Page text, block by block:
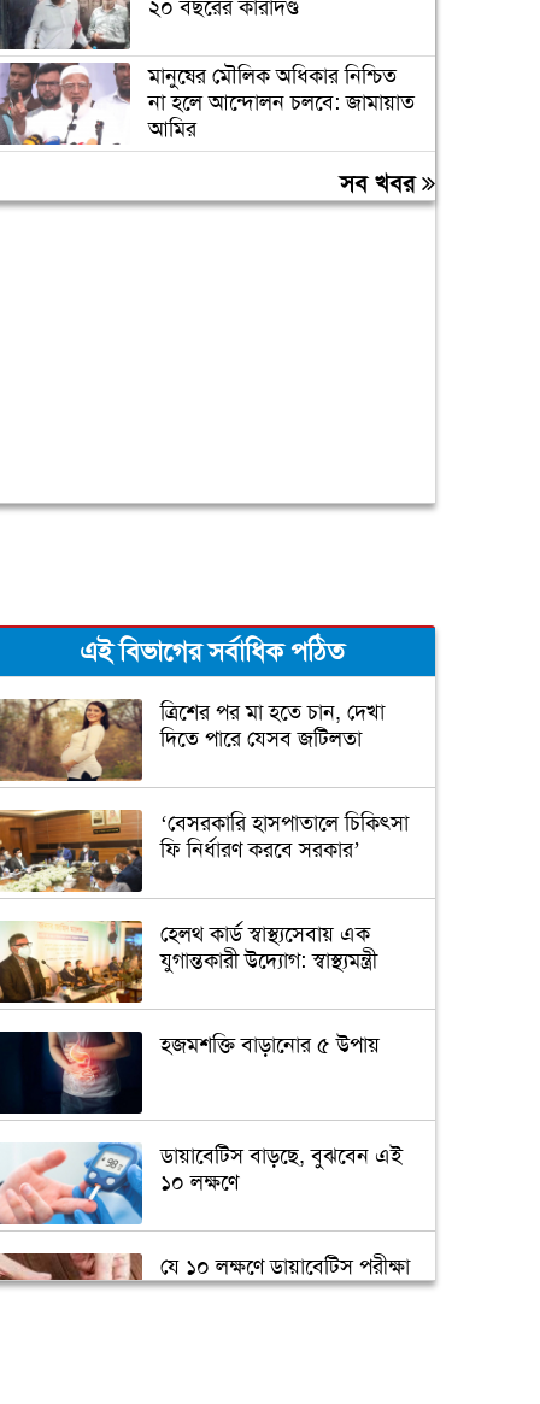
২০ বছরের কারাদণ্ড
মানুষের মৌলিক অধিকার নিশ্চিত
না হলে আন্দোলন চলবে: জামায়াত
আমির
সালথায় গণঅভ্যুত্থান দিবসের
অনুষ্ঠানে সাবেক উপজেলাসব খবর
এই বিভাগের সর্বাধিক পঠিত
ত্রিশের পর মা হতে চান, দেখা
দিতে পারে যেসব জটিলতা
‘বেসরকারি হাসপাতালে চিকিৎসা
ফি নির্ধারণ করবে সরকার’
হেলথ কার্ড স্বাস্থ্যসেবায় এক
যুগান্তকারী উদ্যোগ: স্বাস্থ্যমন্ত্রী
হজমশক্তি বাড়ানোর ৫ উপায়
ডায়াবেটিস বাড়ছে, বুঝবেন এই
১০ লক্ষণে
যে ১০ লক্ষণে ডায়াবেটিস পরীক্ষা
জরুরি